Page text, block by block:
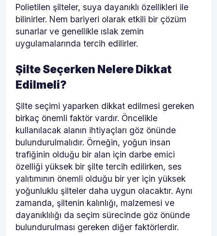
Polietilen şilteler, suya dayanıklı özellikleri ile
bilinirler. Nem bariyeri olarak etkili bir çözüm
sunarlar ve genellikle ıslak zemin
uygulamalarında tercih edilirler.
Şilte Seçerken Nelere Dikkat
Edilmeli?
Şilte seçimi yaparken dikkat edilmesi gereken
birkaç önemli faktör vardır. Öncelikle
kullanılacak alanın ihtiyaçları göz önünde
bulundurulmalıdır. Örneğin, yoğun insan
trafiğinin olduğu bir alan için darbe emici
özelliği yüksek bir şilte tercih edilirken, ses
yalıtımının önemli olduğu bir yer için yüksek
yoğunluklu şilteler daha uygun olacaktır. Aynı
zamanda, şiltenin kalınlığı, malzemesi ve
dayanıklılığı da seçim sürecinde göz önünde
bulundurulması gereken diğer faktörlerdir.